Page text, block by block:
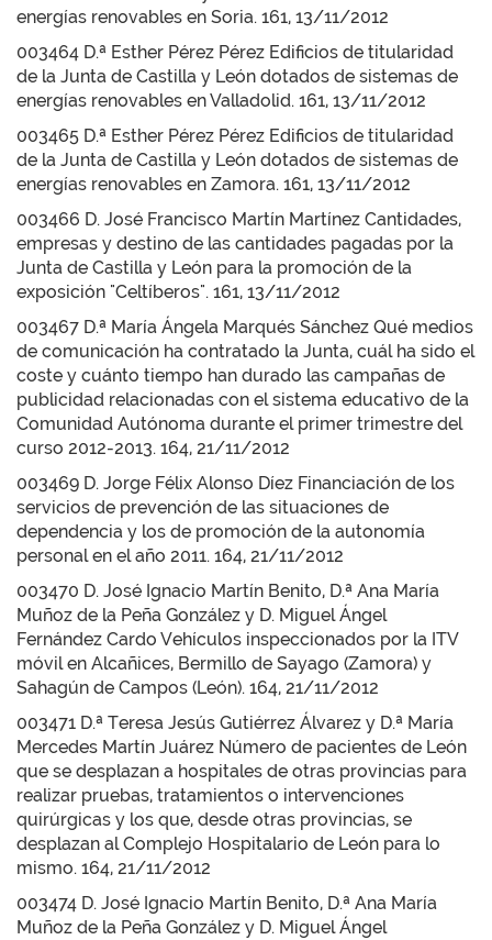
energías renovables en Soria. 161, 13/11/2012
003464 D.ª Esther Pérez Pérez Edificios de titularidad
de la Junta de Castilla y León dotados de sistemas de
energías renovables en Valladolid. 161, 13/11/2012
003465 D.ª Esther Pérez Pérez Edificios de titularidad
de la Junta de Castilla y León dotados de sistemas de
energías renovables en Zamora. 161, 13/11/2012
003466 D. José Francisco Martín Martínez Cantidades,
empresas y destino de las cantidades pagadas por la
Junta de Castilla y León para la promoción de la
exposición "Celtíberos". 161, 13/11/2012
003467 D.ª María Ángela Marqués Sánchez Qué medios
de comunicación ha contratado la Junta, cuál ha sido el
coste y cuánto tiempo han durado las campañas de
publicidad relacionadas con el sistema educativo de la
Comunidad Autónoma durante el primer trimestre del
curso 2012-2013. 164, 21/11/2012
003469 D. Jorge Félix Alonso Díez Financiación de los
servicios de prevención de las situaciones de
dependencia y los de promoción de la autonomía
personal en el año 2011. 164, 21/11/2012
003470 D. José Ignacio Martín Benito, D.ª Ana María
Muñoz de la Peña González y D. Miguel Ángel
Fernández Cardo Vehículos inspeccionados por la ITV
móvil en Alcañices, Bermillo de Sayago (Zamora) y
Sahagún de Campos (León). 164, 21/11/2012
003471 D.ª Teresa Jesús Gutiérrez Álvarez y D.ª María
Mercedes Martín Juárez Número de pacientes de León
que se desplazan a hospitales de otras provincias para
realizar pruebas, tratamientos o intervenciones
quirúrgicas y los que, desde otras provincias, se
desplazan al Complejo Hospitalario de León para lo
mismo. 164, 21/11/2012
003474 D. José Ignacio Martín Benito, D.ª Ana María
Muñoz de la Peña González y D. Miguel Ángel